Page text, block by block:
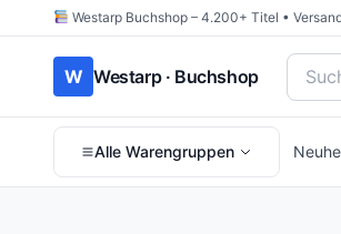
Westarp Buchshop – 4.200+ Titel •
W Westarp · Buchshop
Alle Warengruppen